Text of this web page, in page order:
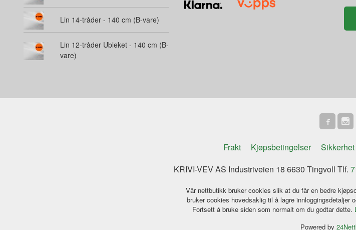
Lin 14-tråder - 140 cm (B-vare)
Lin 12-tråder Ubleket - 140 cm (B-
vare)
Frakt Kjøpsbetingelser
KRIVI-VEV AS Industriveien 18 6630 Tingvoll Tlf.
Vår nettbutikk bruker cookies slik at du får en bedre
bruker cookies hovedsaklig til å lagre innloggingsdetaljer
Fortsett å bruke siden som normalt om du godtar dette.
Powered by